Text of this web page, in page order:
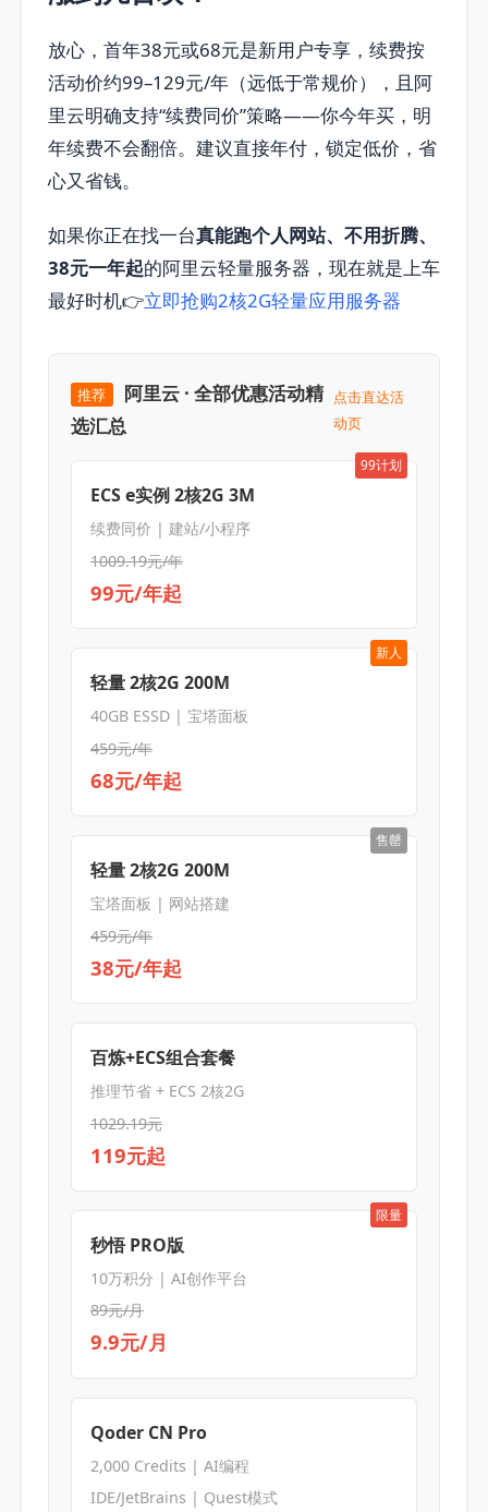
放心，首年38元或68元是新用户专享，续费按
活动价约99–129元/年（远低于常规价），且阿
里云明确支持“续费同价”策略——你今年买，明
年续费不会翻倍。建议直接年付，锁定低价，省
心又省钱。
如果你正在找一台真能跑个人网站、不用折腾、
38元一年起的阿里云轻量服务器，现在就是上车
最好时机👉立即抢购2核2G轻量应用服务器
推荐
阿里云 · 全部优惠活动精
选汇总
点击直达活
动页
99计划
ECS e实例 2核2G 3M
续费同价 | 建站/小程序
1009.19元/年
99元/年起
新人
轻量 2核2G 200M
40GB ESSD | 宝塔面板
459元/年
68元/年起
售罄
轻量 2核2G 200M
宝塔面板 | 网站搭建
459元/年
38元/年起
百炼+ECS组合套餐
推理节省 + ECS 2核2G
1029.19元
119元起
限量
秒悟 PRO版
10万积分 | AI创作平台
89元/月
9.9元/月
Qoder CN Pro
2,000 Credits | AI编程
IDE/JetBrains | Quest模式